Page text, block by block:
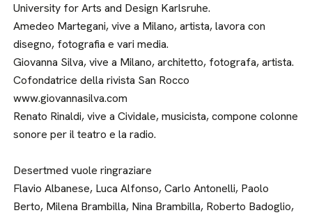
University for Arts and Design Karlsruhe.
Amedeo Martegani, vive a Milano, artista, lavora con
disegno, fotografia e vari media.
Giovanna Silva, vive a Milano, architetto, fotografa, artista.
Cofondatrice della rivista San Rocco
www.giovannasilva.com
Renato Rinaldi, vive a Cividale, musicista, compone colonne
sonore per il teatro e la radio.
Desertmed vuole ringraziare
Flavio Albanese, Luca Alfonso, Carlo Antonelli, Paolo
Berto, Milena Brambilla, Nina Brambilla, Roberto Badoglio,